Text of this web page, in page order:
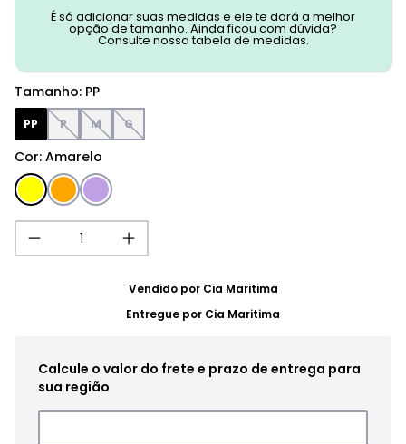
É só adicionar suas medidas e ele te dará a melhor
opção de tamanho. Ainda ficou com dúvida?
Consulte nossa tabela de medidas.
Cor: Amarelo
Tamanho: PP
PP P M G
Vendido por Cia Maritima
Entregue por Cia Maritima